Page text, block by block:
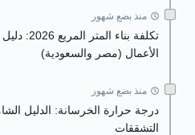
منذ بضع شهور
تكلفة
الأعمال (مصر والسعودية)
منذ بضع شهور
درجة حرارة الخرسانة: الدليل
التشققات